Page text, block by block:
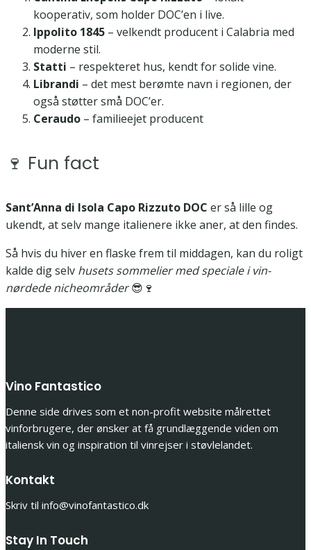
kooperativ, som holder DOC’en i live.
Ippolito 1845 – velkendt producent i Calabria med
moderne stil.
Statti – respekteret hus, kendt for solide vine.
Librandi – det mest berømte navn i regionen, der
også støtter små DOC’er.
Ceraudo – familieejet producent
🍷 Fun fact
Sant’Anna di Isola Capo Rizzuto DOC er så lille og
ukendt, at selv mange italienere ikke aner, at den findes.
Så hvis du hiver en flaske frem til middagen, kan du roligt
kalde dig selv husets sommelier med speciale i vin-
nørdede nicheområder😎🍷
Vino Fantastico
Denne side drives som et non-profit website målrettet
vinforbrugere, der ønsker at få grundlæggende viden om
italiensk vin og inspiration til vinrejser i støvlelandet.
Kontakt
Skriv til info@vinofantastico.dk
Stay In Touch